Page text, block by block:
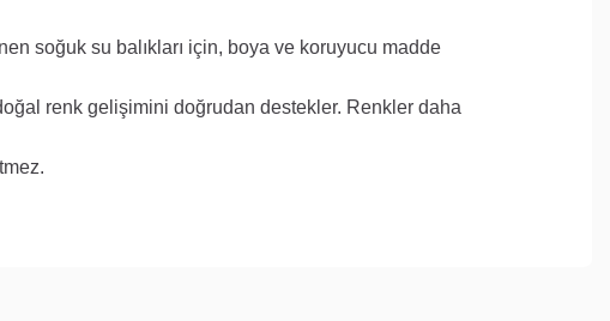
soğuk su balıkları için, boya ve koruyucu madde
renk gelişimini doğrudan destekler. Renkler daha